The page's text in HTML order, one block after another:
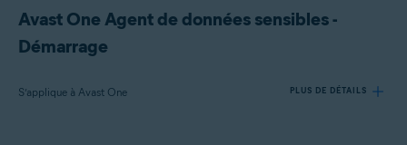
Avast One Agent de données sensibles -
Démarrage
S’applique à Avast One PLUS DE DÉTAILS